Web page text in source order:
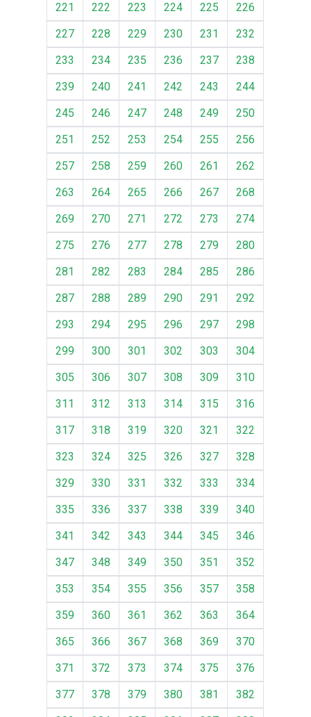
221
222 223 224 225
226
227
228 229 230 231
232
233
234 235 236 237
238
239
240 241 242 243
244
245
246 247 248 249
250
251
252 253 254 255
256
257
258 259 260 261
262
263
264 265 266 267
268
269
270 271 272 273
274
275
276 277 278 279
280
281
282 283 284 285
286
287
288 289 290 291
292
293
294 295 296 297
298
299
300 301 302 303
304
305
306 307 308 309
310
311
312 313 314 315
316
317
318 319 320 321
322
323
324 325 326 327
328
329
330 331 332 333
334
335
336 337 338 339
340
341
342 343 344 345
346
347
348 349 350 351
352
353
354 355 356 357
358
359
360 361 362 363
364
365
366 367 368 369
370
371
372 373 374 375
376
377
378 379 380 381
382